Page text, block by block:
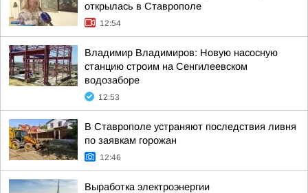
открылась в Ставрополе
12:54
Владимир Владимиров: Новую насосную
станцию строим на Сенгилеевском
водозаборе
12:53
В Ставрополе устраняют последствия ливня
по заявкам горожан
12:46
Выработка электроэнергии